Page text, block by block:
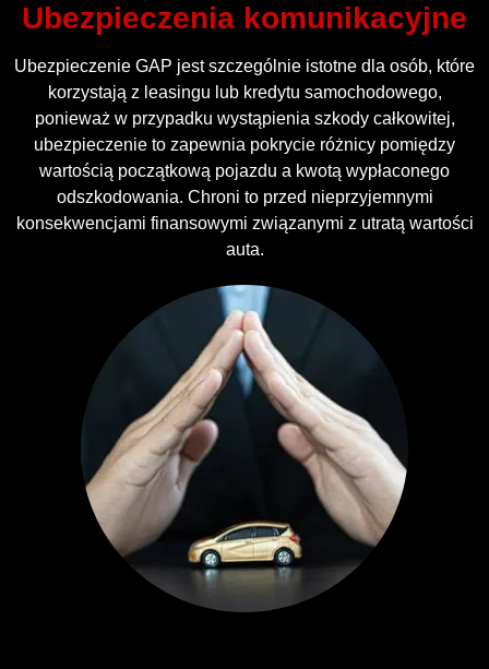
Ubezpieczenia komunikacyjne
Ubezpieczenie GAP jest szczególnie istotne dla osób, które
korzystają z leasingu lub kredytu samochodowego,
ponieważ w przypadku wystąpienia szkody całkowitej,
ubezpieczenie to zapewnia pokrycie różnicy pomiędzy
wartością początkową pojazdu a kwotą wypłaconego
odszkodowania. Chroni to przed nieprzyjemnymi
konsekwencjami finansowymi związanymi z utratą wartości
auta.